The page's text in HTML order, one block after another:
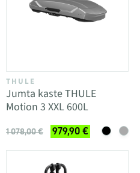
THULE
Jumta kaste THULE
Motion 3 XXL 600L
1 078,00 € 979,90 €